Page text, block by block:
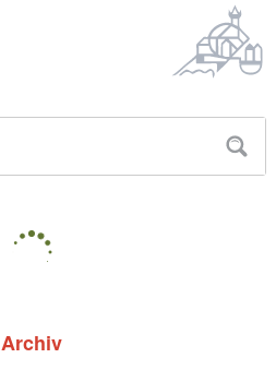
Archiv